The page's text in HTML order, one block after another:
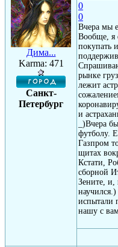
Дима...
Karma: 471
Санкт-
Петербург
0
0
Вчера мы
Вообще, я
покупать
рынке
лежит
и
_)Вчера
футболу.
Газпром
щитах
Кстати,
сборной
Зените, и,
испытали
нашу с